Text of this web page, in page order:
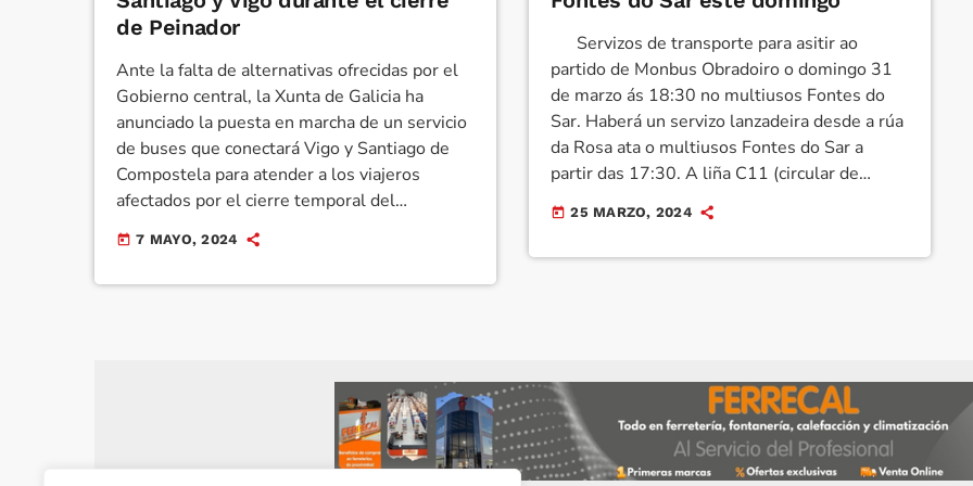
de Peinador
Ante la falta de alternativas ofrecidas por el
Gobierno central, la Xunta de Galicia ha
anunciado la puesta en marcha de un servicio
de buses que conectará Vigo y Santiago de
Compostela para atender a los viajeros
afectados por el cierre temporal del
aeropuerto de Peinador. Este cierre, que se
extenderá hasta el próximo 31 de mayo, se
debe a las obras de renovación en la pista del
today 7 MAYO, 2024
Servizos de transporte para asitir ao
partido de Monbus Obradoiro o domingo 31
de marzo ás 18:30 no multiusos Fontes do
Sar. Haberá un servizo lanzadeira desde a rúa
da Rosa ata o multiusos Fontes do Sar a
partir das 17:30. A liña C11 (circular de
Fontiñas) accederá ao multiusos Fontes do
Sar nas viaxes con paso aproximado por
Xeneral Pardiñas ás 17:15, 17:35, 17:55 e
today 25 MARZO, 2024